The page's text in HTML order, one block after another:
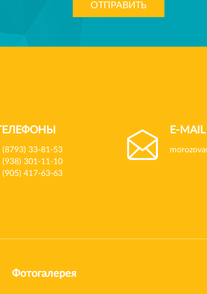
ОТПРАВИТЬ
(8793) 33-81-53
(938) 301-11-10
(905) 417-63-63
E-MAIL
Фотогалерея